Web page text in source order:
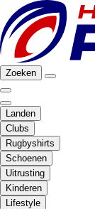
Zoeken
Landen
Clubs
Rugbyshirts
Schoenen
Uitrusting
Kinderen
Lifestyle